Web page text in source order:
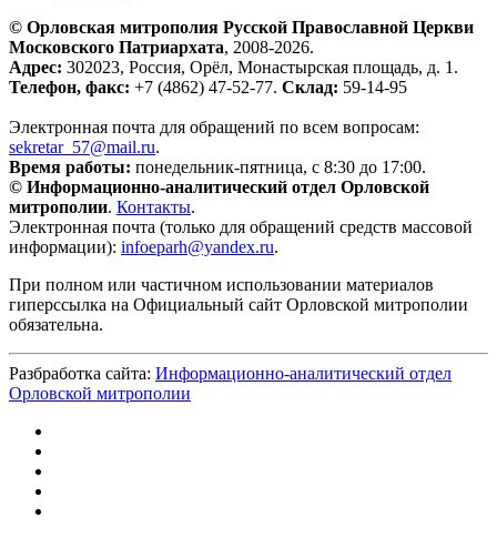
© Орловская митрополия Русской Православной Церкви
Московского Патриархата, 2008-2026.
Адрес: 302023, Россия, Орёл, Монастырская площадь, д. 1.
Телефон, факс: +7 (4862) 47-52-77. Склад: 59-14-95
Электронная почта для обращений по всем вопросам:
sekretar_57@mail.ru.
Время работы: понедельник-пятница, с 8:30 до 17:00.
© Информационно-аналитический отдел Орловской
митрополии. Контакты.
Электронная почта (только для обращений средств массовой
информации): infoeparh@yandex.ru.
При полном или частичном использовании материалов
гиперссылка на Официальный сайт Орловской митрополии
обязательна.
Разбработка сайта: Информационно-аналитический отдел
Орловской митрополии